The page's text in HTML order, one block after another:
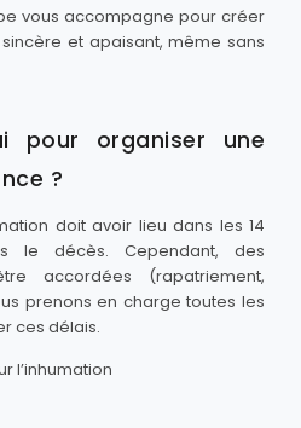
vous accompagne pour créer
et apaisant, même sans
pour organiser une
?
doit avoir lieu dans les 14
le décès. Cependant, des
accordées (rapatriement,
prenons en charge toutes les
ces délais.